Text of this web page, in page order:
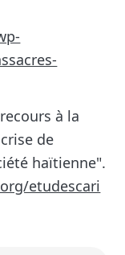
à la
de
haïtienne".
etudescari